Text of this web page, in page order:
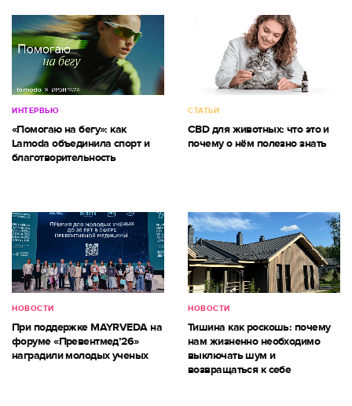
ИНТЕРВЬЮ
«Помогаю на бегу»: как
Lamoda объединила спорт и
благотворительность
СТАТЬИ
CBD для животных: что это и
почему о нём полезно знать
НОВОСТИ
При поддержке MAYRVEDA на
форуме «Превентмед’26»
наградили молодых ученых
НОВОСТИ
Тишина как роскошь: почему
нам жизненно необходимо
выключать шум и
возвращаться к себе